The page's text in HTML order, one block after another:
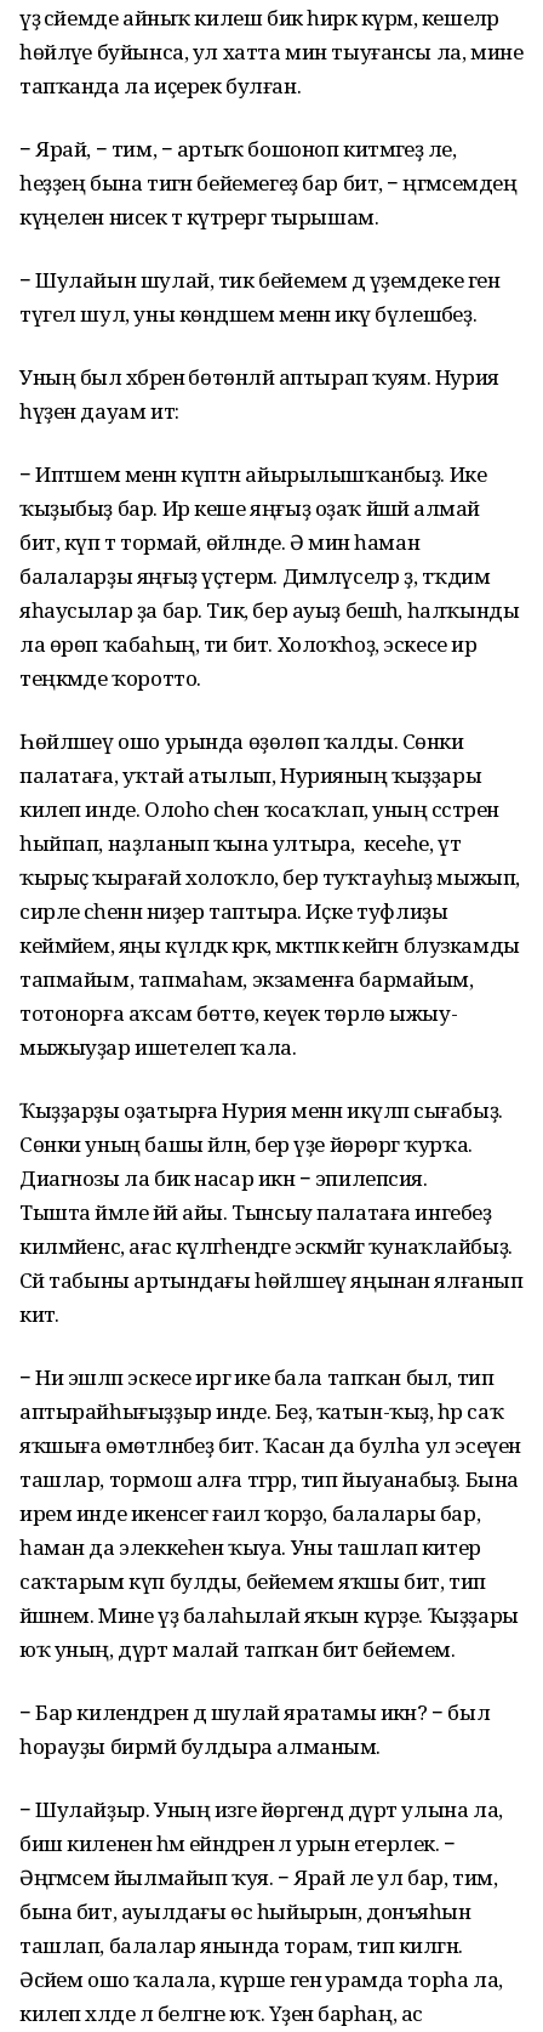
үҙ әсәйемде айныҡ килеш бик һирәк күрәм, кешеләр
һөйләүе буйынса, ул хатта мин тыуғансы ла, мине
тапҡанда ла иҫерек булған.
− Ярай, − тим, − артыҡ бошоноп китмәгеҙ әле,
һеҙҙең бына тигән бейемегеҙ бар бит, − әңгәмәсемдең
күңелен нисек тә күтәрергә тырышам.
− Шулайын шулай, тик бейемем дә үҙемдеке генә
түгел шул, уны көндәшем менән икәү бүлешәбеҙ.
Уның был хәбәренә бөтөнләй аптырап ҡуям. Нурия
һүҙен дауам итә:
− Иптәшем менән күптән айырылышҡанбыҙ. Ике
ҡыҙыбыҙ бар. Ир кеше яңғыҙ оҙаҡ йәшәй алмай
бит, күп тә тормай, өйләнде. Ә мин һаман
балаларҙы яңғыҙ үҫтерәм. Димләүселәр ҙә, тәҡдим
яһаусылар ҙа бар. Тик, бер ауыҙ бешһә, һалҡынды
ла өрөп ҡабаһың, ти бит. Холоҡһоҙ, эскесе ир
теңкәмде ҡоротто.
Һөйләшеү ошо урында өҙөлөп ҡалды. Сөнки
палатаға, уҡтай атылып, Нурияның ҡыҙҙары
килеп инде. Олоһо әсәһен ҡосаҡлап, уның сәстәрен
һыйпап, наҙланып ҡына ултыра, ә кесеһе, үтә
ҡырыҫ ҡырағай холоҡло, бер туҡтауһыҙ мыжып,
сирле әсәһенән ниҙер таптыра. Иҫке туфлиҙы
кеймәйем, яңы күлдәк кәрәк, мәктәпкә кейгән блузкамды
тапмайым, тапмаһам, экзаменға бармайым,
тотонорға аҡсам бөттө, кеүек төрлө ыжыу-
мыжыу­ҙар ишетелеп ҡала.
Ҡыҙҙарҙы оҙатырға Нурия менән икәүләп сығабыҙ.
Сөнки уның башы әйләнә, бер үҙе йөрөргә ҡурҡа.
Диагнозы ла бик насар икән − эпилепсия.
Тышта йәмле йәй айы. Тынсыу палатаға ингебеҙ
килмәйенсә, ағас күләгәһендәге эскәмйәгә ҡунаҡлайбыҙ.
Сәй табыны артындағы һөйләшеү яңынан ялғанып
китә.
− Ни эшләп эскесе иргә ике бала тапҡан был, тип
аптырай­һығыҙҙыр инде. Беҙ, ҡатын-ҡыҙ, һәр саҡ
яҡшыға өмөтләнәбеҙ бит. Ҡасан да булһа ул эсеүен
ташлар, тормош алға тәгәрәр, тип йыуанабыҙ. Бына
ирем инде икенсегә ғаилә ҡорҙо, балалары бар, ә
һаман да элеккеһен ҡыуа. Уны ташлап китер
саҡтарым күп булды, бейемем яҡшы бит, тип
йәшәнем. Мине үҙ балаһылай яҡын күрҙе. Ҡыҙҙары
юҡ уның, дүрт малай тапҡан бит бейемем.
− Бар килендәрен дә шулай яратамы икән? − был
һорауҙы бирмәй булдыра алманым.
− Шулайҙыр. Уның изге йөрәгендә дүрт улына ла,
биш килененә һәм ейәндәренә лә урын етерлек. −
Әңгәмәсем йылмайып ҡуя. − Ярай әле ул бар, тим,
бына бит, ауылдағы өс һыйырын, донъяһын
ташлап, балалар янында торам, тип килгән.
Әсәйем ошо ҡалала, күрше генә урамда торһа ла,
килеп хәлде лә белгәне юҡ. Үҙенә барһаң, ас